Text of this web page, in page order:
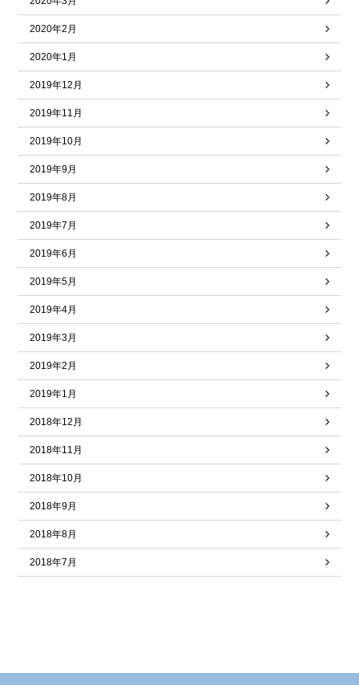
2020年2月
2020年1月
2019年12月
2019年11月
2019年10月
2019年9月
2019年8月
2019年7月
2019年6月
2019年5月
2019年4月
2019年3月
2019年2月
2019年1月
2018年12月
2018年11月
2018年10月
2018年9月
2018年8月
2018年7月